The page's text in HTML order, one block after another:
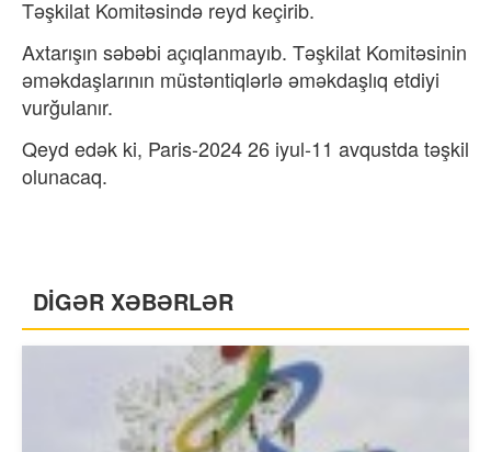
Təşkilat Komitəsində reyd keçirib.
Axtarışın səbəbi açıqlanmayıb. Təşkilat Komitəsinin
əməkdaşlarının müstəntiqlərlə əməkdaşlıq etdiyi
vurğulanır.
Qeyd edək ki, Paris-2024 26 iyul-11 avqustda təşkil
olunacaq.
DİGƏR XƏBƏRLƏR